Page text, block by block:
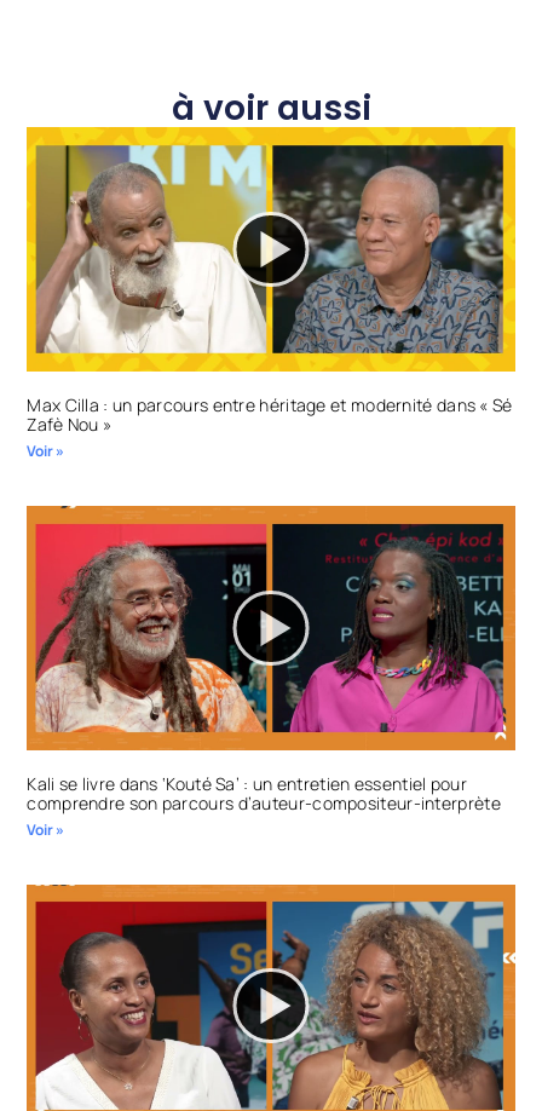
à voir aussi
Max Cilla : un parcours entre héritage et modernité dans « Sé
Zafè Nou »
Voir »
Kali se livre dans ‘Kouté Sa’ : un entretien essentiel pour
comprendre son parcours d’auteur-compositeur-interprète
Voir »